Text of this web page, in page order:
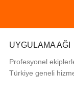
UYGULAMA AĞI
Profesyonel
Türkiye geneli